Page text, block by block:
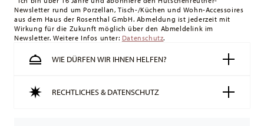
Schweiz:Lieferungen in die Schweiz sind ab 49,90 CHF
versandkostenfrei. Unter einem Bestellwert von 49,90 CHF
liegen die Versandkosten bei 36,90 CHF.
Tracking:
Sie erhalten per E-Mail einen Trackingcode, sobald
Ihr Paket auf die Reise geht.
vorrätige Artikel. Sie können die Lieferzeiten in andere
Newsletter rund um Porzellan, Tisch-/Küchen und Wohn-Accessoires
aus dem Haus der Rosenthal GmbH. Abmeldung ist jederzeit mit
Wirkung für die Zukunft möglich über den Abmeldelink im
Newsletter. Weitere Infos unter: Datenschutz.
WIE DÜRFEN WIR IHNEN HELFEN?
RECHTLICHES & DATENSCHUTZ